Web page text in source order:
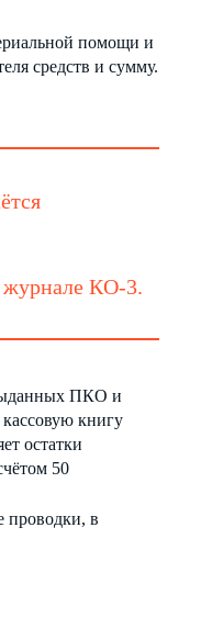
помощи и
средств и сумму.
журнале КО-3.
ПКО и
книгу
остатки
50
проводки, в